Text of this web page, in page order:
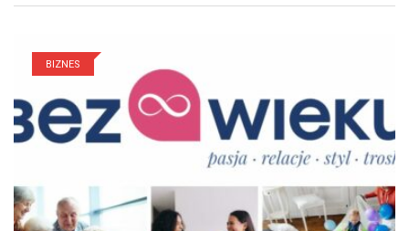
BIZNES